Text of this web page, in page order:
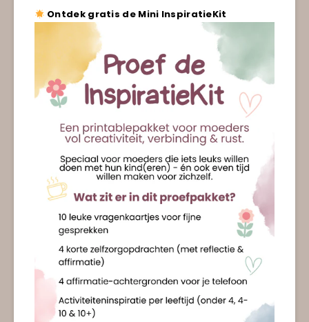
Ontdek gratis de Mini InspiratieKit